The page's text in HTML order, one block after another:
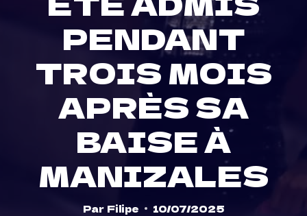
PENDANT
TROIS MOIS
APRÈS SA
BAISE À
MANIZALES
Par Filipe 10/07/2025